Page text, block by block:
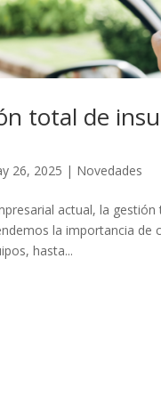
total de
26, 2025 | Novedades
actual, la
la importancia de
hasta...